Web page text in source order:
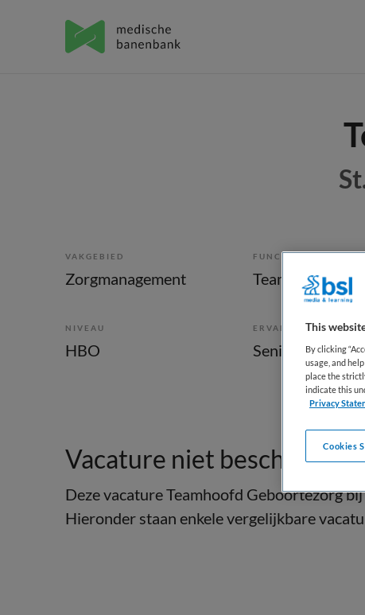
VAKGEBIED
Zorgmanagement
FUNCTIE
Teammanager
NIVEAU
HBO
ERVARING
Senior
Vacature niet beschikbaar
Deze vacature Teamhoofd Geboortezorg
Hieronder staan enkele vergelijkbare
This
By clicking
usage, and
place the
indicate this
Privacy
Cookies